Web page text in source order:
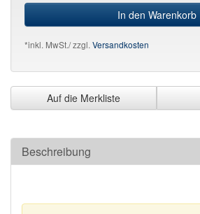
In den Warenkorb
*inkl. MwSt./ zzgl.Versandkosten
Auf die Merkliste
Beschreibung